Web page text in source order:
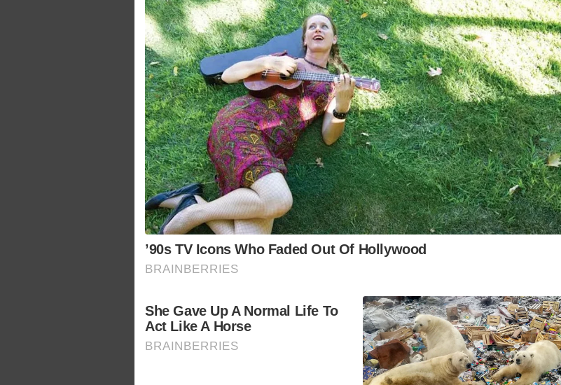
’90s TV Icons Who Faded Out Of Hollywood
BRAINBERRIES
She Gave Up A Normal Life To
Act Like A Horse
BRAINBERRIES